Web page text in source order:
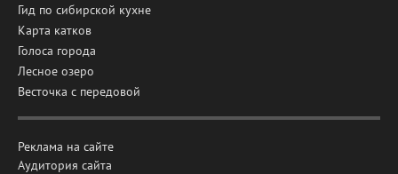
Гид по сибирской кухне
Карта катков
Голоса города
Лесное озеро
Весточка с передовой
Реклама на сайте
Аудитория сайта